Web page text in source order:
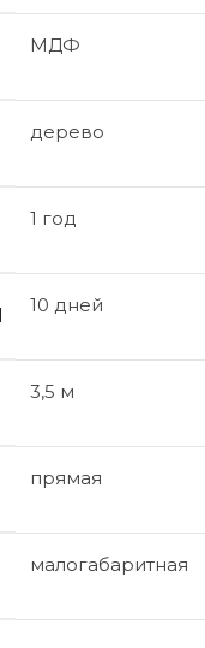
МДФ
дерево
1 год
10 дней
3,5 м
прямая
малогабаритная